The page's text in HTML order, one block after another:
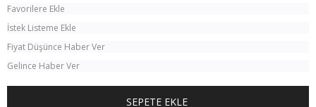
Favorilere Ekle
İstek Listeme Ekle
Fiyat Düşünce Haber Ver
Gelince Haber Ver